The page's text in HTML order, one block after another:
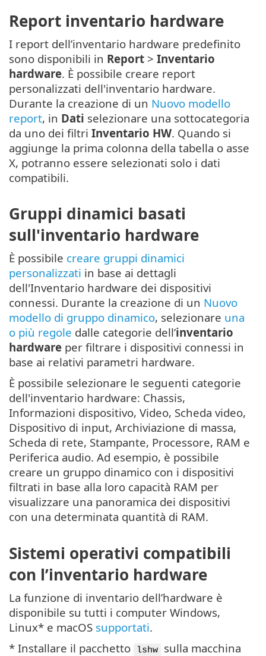
Report inventario hardware
I report dell’inventario hardware predefinito
sono disponibili in Report > Inventario
hardware. È possibile creare report
personalizzati dell'inventario hardware.
Durante la creazione di un Nuovo modello
report, in Dati selezionare una sottocategoria
da uno dei filtri Inventario HW. Quando si
aggiunge la prima colonna della tabella o asse
X, potranno essere selezionati solo i dati
compatibili.
Gruppi dinamici basati
sull'inventario hardware
È possibile creare gruppi dinamici
personalizzati in base ai dettagli
dell'Inventario hardware dei dispositivi
connessi. Durante la creazione di un Nuovo
modello di gruppo dinamico, selezionare una
o più regole dalle categorie dell’inventario
hardware per filtrare i dispositivi connessi in
base ai relativi parametri hardware.
È possibile selezionare le seguenti categorie
dell'inventario hardware: Chassis,
Informazioni dispositivo, Video, Scheda video,
Dispositivo di input, Archiviazione di massa,
Scheda di rete, Stampante, Processore, RAM e
Periferica audio. Ad esempio, è possibile
creare un gruppo dinamico con i dispositivi
filtrati in base alla loro capacità RAM per
visualizzare una panoramica dei dispositivi
con una determinata quantità di RAM.
Sistemi operativi compatibili
con l’inventario hardware
La funzione di inventario dell’hardware è
disponibile su tutti i computer Windows,
Linux* e macOS supportati.
* Installare il pacchetto
lshw
sulla macchina